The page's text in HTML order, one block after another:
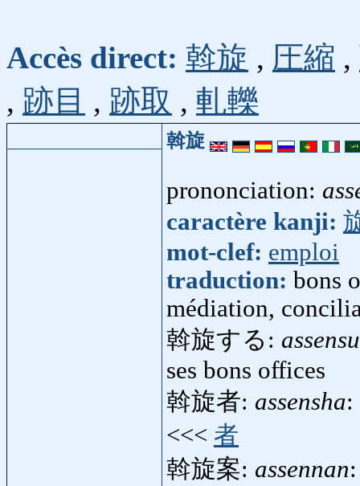
Accès direct: 斡旋 , 圧縮 ,
, 跡目 , 跡取 , 軋轢
斡旋
prononciation:
caractère kanji:
mot-clef: emploi
traduction: bons
médiation,
斡旋する:
ses bons offices
斡旋者: assensha:
<<< 者
斡旋案: assennan